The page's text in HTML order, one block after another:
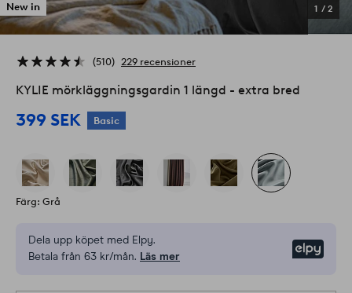
New in 1 / 2
510 229 recensioner
KYLIE mörkläggningsgardin 1 längd - extra bred
399 SEK Basic
Färg: Grå
Dela upp köpet med Elpy.
Betala från 63 kr/mån. Läs mer